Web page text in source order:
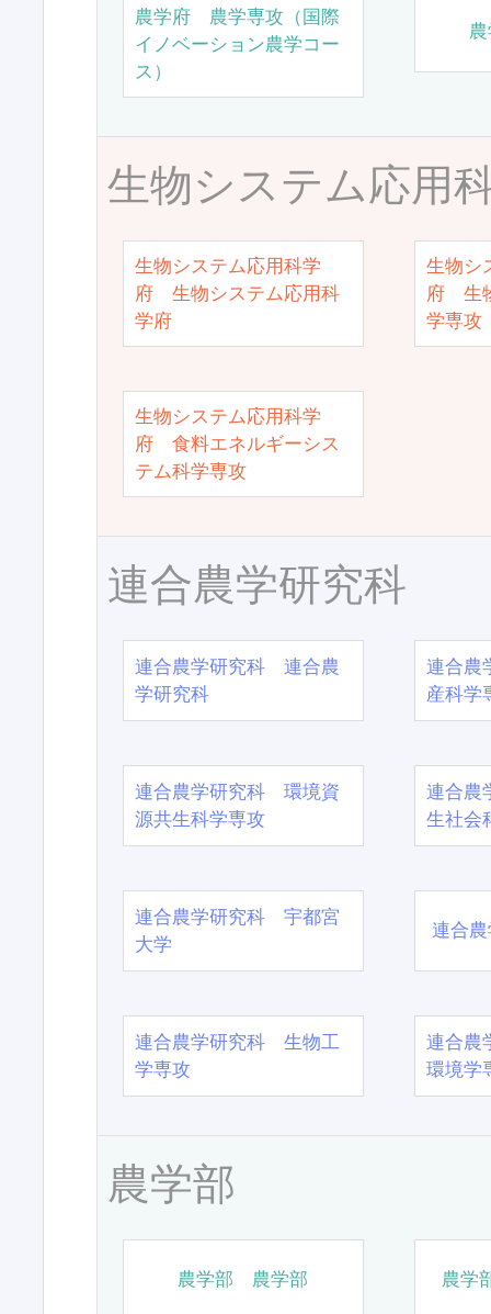
農学府 農学専攻（国際
イノベーション農学コー
ス）
生物システム応用
生物システム応用科学
府 生物システム応用科
学府
生物シ
府 生
学専攻
生物システム応用科学
府 食料エネルギーシス
テム科学専攻
連合農学研究科
連合農学研究科 連合農
学研究科
連合農
産科学
連合農学研究科 環境資
源共生科学専攻
連合農
生社会
連合農学研究科 宇都宮
大学
連合
連合農学研究科 生物工
学専攻
連合農
環境学
農学部
農学部 農学部 農学